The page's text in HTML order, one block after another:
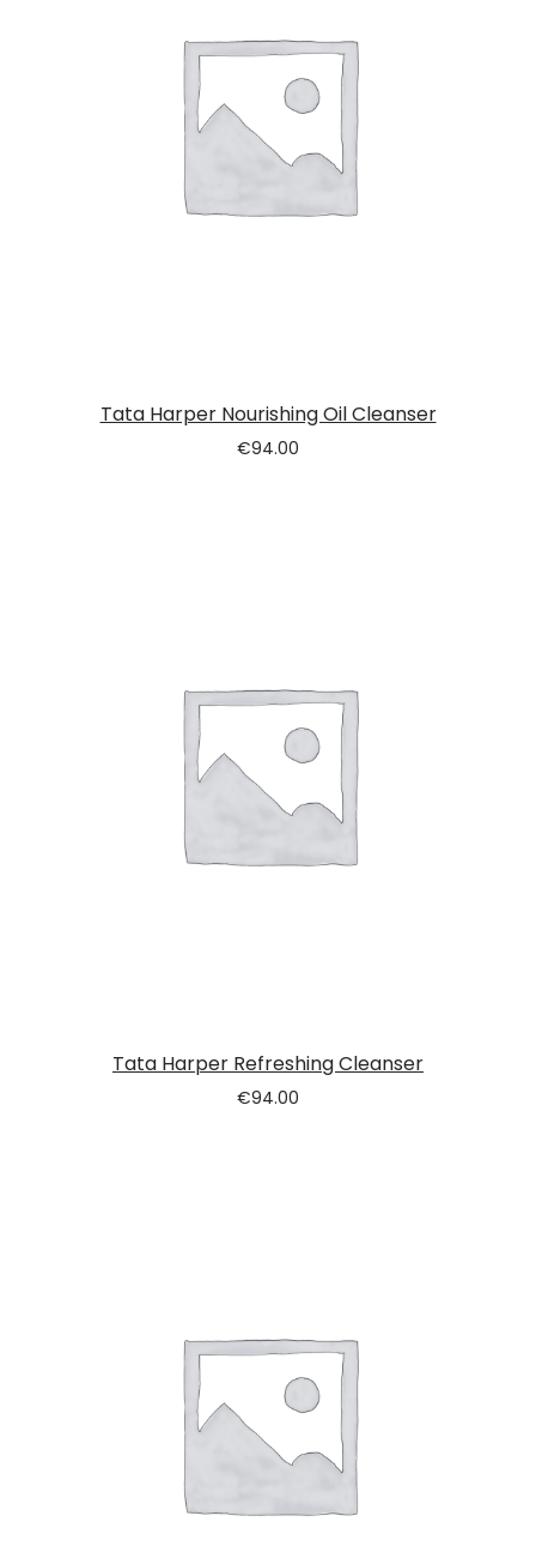
Tata Harper Nourishing Oil Cleanser
€94.00
Tata Harper Refreshing Cleanser
€94.00